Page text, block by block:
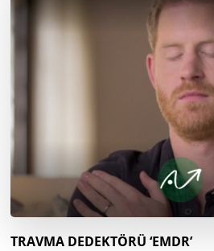
TRAVMA DEDEKTÖRÜ ‘EMDR’